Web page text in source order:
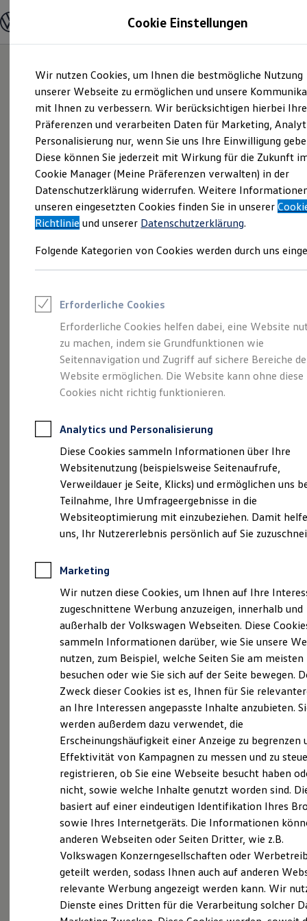
Hauptinhalt
springen
Footer
springen
Modelle und Konfigurator
Modelle vergleichen
Elektroautos
ENERGY Sondermodelle
Nutzfahrzeuge
SUV und CUV
Familienautos
Kombis
Kompaktwagen
Sportwagen
Schnell verfügbare Fahrzeuge
Angebote und Produkte
Aktuelle Angebote
E-Auto-Förderung
Volkswagen Marktplatz
Junge Gebrauchtwagen und Gebrauchtwagen
Saisonangebote
Leasing
Leasing-Angebote
Gebrauchtwagen Leasing
Junge Gebrauchtwagen-Leasing
Elektroauto Leasing
Kleinwagen-Leasing
Leasing ohne Anzahlung
Autokredit mit Schlussrate
Versicherungen und Garantien
Kfz-Versicherung
Restschuldversicherungen
Garantien
Wartungsverträge
Geschäftskunden
Professional Class bei Volkswagen
Großkunden
Behörden
Anpfiff zum Gewinn
Elektroautos
ID. Tutorials
Elektrofahrzeugkonzepte
Reichweite
Reichweite der ID. Modelle
Reichweite im Winter
Laden
Laden unterwegs
Laden Zuhause
Ladezeitensimulator
Batterie
Sicherheit
Garantie und Lebensdauer
Nachhaltigkeit
Technologie
Kosten und Kauf
Verbrauchskosten
Kaufoptionen
E-Auto-Förderung
Software und Konnektivität
Die ID. Software 6
ID. Software Versionen und Updates
Digitale Extras
Schnittstellen zu Ihrem ID.
Abenteuer Leben. Der
Tiguan.
Probefahrt vereinbaren
Fahrzeugangebot anfordern
Servicetermin buchen
Serviceanfrage stellen
Cookie Einstellungen
Wir nutzen Cookies, um Ihnen die bestmögliche Nutzung
unserer Webseite zu ermöglichen und unsere
mit Ihnen zu verbessern. Wir berücksichtigen hierbei Ihre
Präferenzen und verarbeiten Daten für Marketing,
Personalisierung nur, wenn Sie uns Ihre Einwilligung
Diese können Sie jederzeit mit Wirkung für die Zukunft
Cookie Manager (Meine Präferenzen verwalten) in der
Datenschutzerklärung widerrufen. Weitere
unseren eingesetzten Cookies finden Sie in unserer
Richtlinie und unserer Datenschutzerklärung.
Folgende Kategorien von Cookies werden durch uns
Erforderliche Cookies
Erforderliche Cookies helfen dabei, eine Website
zu machen, indem sie Grundfunktionen wie
Seitennavigation und Zugriff auf sichere Bereiche
Website ermöglichen. Die Website kann ohne diese
Cookies nicht richtig funktionieren.
Analytics und Personalisierung
Diese Cookies sammeln Informationen über Ihre
Websitenutzung (beispielsweise Seitenaufrufe,
Verweildauer je Seite, Klicks) und ermöglichen uns
Teilnahme, Ihre Umfrageergebnisse in die
Websiteoptimierung mit einzubeziehen. Damit
uns, Ihr Nutzererlebnis persönlich auf Sie
Marketing
Wir nutzen diese Cookies, um Ihnen auf Ihre
zugeschnittene Werbung anzuzeigen, innerhalb und
außerhalb der Volkswagen Webseiten. Diese
sammeln Informationen darüber, wie Sie unsere
nutzen, zum Beispiel, welche Seiten Sie am meisten
besuchen oder wie Sie sich auf der Seite bewegen.
Zweck dieser Cookies ist es, Ihnen für Sie
an Ihre Interessen angepasste Inhalte anzubieten.
werden außerdem dazu verwendet, die
Erscheinungshäufigkeit einer Anzeige zu begrenzen
Effektivität von Kampagnen zu messen und zu
registrieren, ob Sie eine Webseite besucht haben
nicht, sowie welche Inhalte genutzt worden sind.
basiert auf einer eindeutigen Identifikation Ihres
sowie Ihres Internetgeräts. Die Informationen
anderen Webseiten oder Seiten Dritter, wie z.B.
Volkswagen Konzerngesellschaften oder
geteilt werden, sodass Ihnen auch auf anderen
relevante Werbung angezeigt werden kann. Wir
Dienste eines Dritten für die Verarbeitung solcher